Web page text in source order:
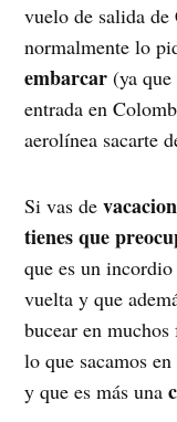
vuelo de salida
normalmente lo
embarcar (ya
entrada en
aerolínea sacarte
Si vas de
tienes que
que es un
vuelta y que
bucear en
lo que sacamos
y que es más una